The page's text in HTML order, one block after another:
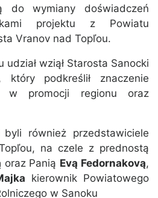
do wymiany doświadczeń
projektu z Powiatu
Vranov nad Topľou.
wziął Starosta Sanocki
, który podkreślił znaczenie
w promocji regionu oraz
również przedstawiciele
na czele z prednostą
oraz Panią Evą Fedornakovą,
kierownik Powiatowego
w Sanoku